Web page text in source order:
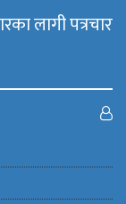
लागी पत्रचार